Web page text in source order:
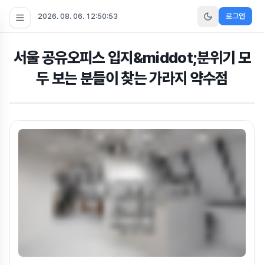
2026. 08. 06. 12:50:54 로그인
서울 공유오피스 입지&middot;분위기 모
두 보는 분들이 찾는 가라지 약수점